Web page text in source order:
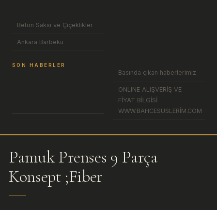
Beton Saksı ve Çiçeklikler
Ankara Barbekü
SON HABERLER
Basında çıkan haberlerimiz
ONLINE ALIŞVERİŞ VE
FİYAT BİLGİSİ
WWW.BAHCESUSLERİM.COM
Pamuk Prenses 9 Parça
Konsept ;Fiber